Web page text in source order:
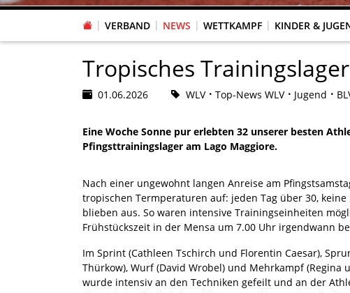
VERBAND NEWS WETTKAMPF KINDER &
Tropisches
01.06.2026 WLV Top-News WLV Jugend
Eine Woche Sonne pur erlebten 32 unserer besten
Pfingsttrainingslager am Lago Maggiore.
Nach einer ungewohnt langen Anreise am
tropischen Termperaturen auf: jeden Tag über 30,
blieben aus. So waren intensive Trainingseinheiten
Frühstückszeit in der Mensa um 7.00 Uhr irgendwann
Im Sprint (Cathleen Tschirch und Florentin Caesar),
Thürkow), Wurf (David Wrobel) und Mehrkampf
wurde intensiv an den Techniken gefeilt und an der